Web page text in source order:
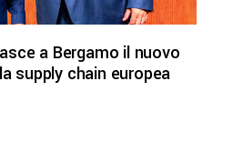
a Bergamo il nuovo
supply chain europea